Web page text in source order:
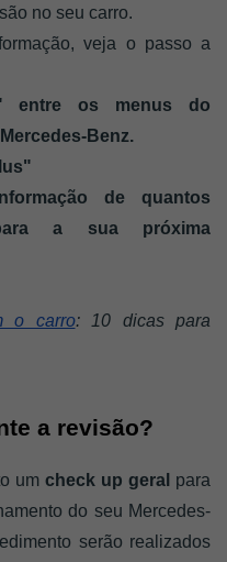
no seu carro.
veja o passo a
entre os menus do
Benz.
de quantos
a sua próxima
o carro: 10 dicas para
a revisão?
um check up geral para
do seu Mercedes-
serão realizados